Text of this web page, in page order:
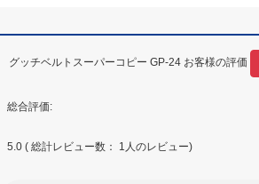
グッチベルトスーパーコピー GP-24 お客様の評価
総合評価:
5.0 ( 総計レビュー数： 1 人のレビュー)